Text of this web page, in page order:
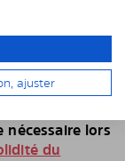
de vitre, il faut
entre la
lors
du
ajuster